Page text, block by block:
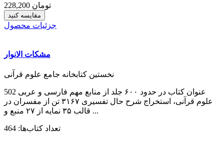
228,200 تومان
مقایسه کنید
جزئیات محصول
مشکات الانوار
نخستین کتابخانه جامع علوم قرآنی
502 عنوان كتاب در حدود ۶۰۰ جلد از منابع مهم فارسی و عربی
علوم قرآنی، استخراج شرح حال تفسیری ۳۱۶۷ تن از مفسران در
قالب ۳۵ نمایه از ۲۷ منبع و ...
تعداد کتاب‌ها: 464